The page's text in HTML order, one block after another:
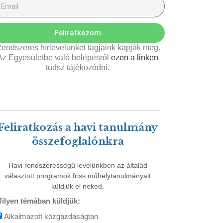
Feliratkozom
hírlevelünket tagjaink kapják meg.
Egyesületbe való belépésről ezen a linken
tudsz tájékozódni.
a havi tanulmány
összefoglalónkra
Havi rendszerességű levelünkben az általad
választott programok friss műhelytanulmányait
küldjük el neked.
témában küldjük:
Alkalmazott közgazdaságtan